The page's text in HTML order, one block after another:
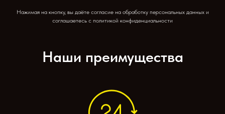
Нажимая на кнопку, вы даёте согласие на обработку персональных данных и
соглашаетесь c политикой конфиденциальности
Наши преимущества